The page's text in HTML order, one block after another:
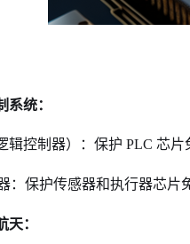
系统：
辑控制器）：保护 PLC 芯
：保护传感器和执行器芯片
天：